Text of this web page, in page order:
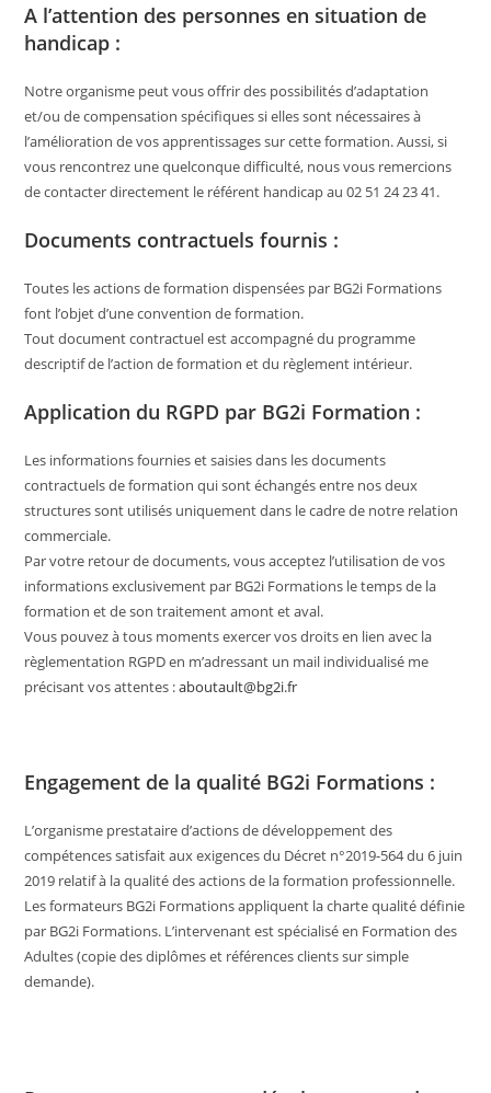
A l’attention des personnes en situation de
handicap :
Notre organisme peut vous offrir des possibilités d’adaptation
et/ou de compensation spécifiques si elles sont nécessaires à
l’amélioration de vos apprentissages sur cette formation. Aussi, si
vous rencontrez une quelconque difficulté, nous vous remercions
de contacter directement le référent handicap au 02 51 24 23 41.
Documents contractuels fournis :
Toutes les actions de formation dispensées par BG2i Formations
font l’objet d’une convention de formation.
Tout document contractuel est accompagné du programme
descriptif de l’action de formation et du règlement intérieur.
Application du RGPD par BG2i Formation :
Les informations fournies et saisies dans les documents
contractuels de formation qui sont échangés entre nos deux
structures sont utilisés uniquement dans le cadre de notre relation
commerciale.
Par votre retour de documents, vous acceptez l’utilisation de vos
informations exclusivement par BG2i Formations le temps de la
formation et de son traitement amont et aval.
Vous pouvez à tous moments exercer vos droits en lien avec la
règlementation RGPD en m’adressant un mail individualisé me
précisant vos attentes :aboutault@bg2i.fr
Engagement de la qualité BG2i Formations :
L’organisme prestataire d’actions de développement des
compétences satisfait aux exigences du Décret n°2019-564 du 6 juin
2019 relatif à la qualité des actions de la formation professionnelle.
Les formateurs BG2i Formations appliquent la charte qualité définie
par BG2i Formations. L’intervenant est spécialisé en Formation des
Adultes (copie des diplômes et références clients sur simple
demande).